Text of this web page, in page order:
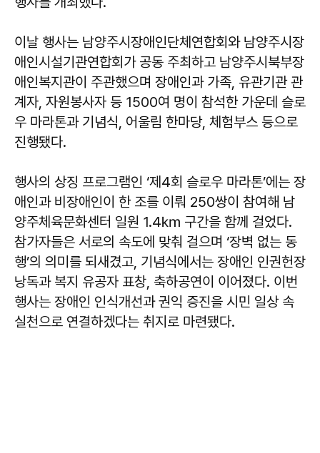
이날 행사는 남양주시장애인단체연합회와 남양주시장
애인시설기관연합회가 공동 주최하고 남양주시북부장
애인복지관이 주관했으며 장애인과 가족, 유관기관 관
계자, 자원봉사자 등 1500여 명이 참석한 가운데 슬로
우 마라톤과 기념식, 어울림 한마당, 체험부스 등으로
진행됐다.
행사의 상징 프로그램인 ‘제4회 슬로우 마라톤’에는 장
애인과 비장애인이 한 조를 이뤄 250쌍이 참여해 남
양주체육문화센터 일원 1.4㎞ 구간을 함께 걸었다.
참가자들은 서로의 속도에 맞춰 걸으며 ‘장벽 없는 동
행’의 의미를 되새겼고, 기념식에서는 장애인 인권헌장
낭독과 복지 유공자 표창, 축하공연이 이어졌다. 이번
행사는 장애인 인식개선과 권익 증진을 시민 일상 속
실천으로 연결하겠다는 취지로 마련됐다.